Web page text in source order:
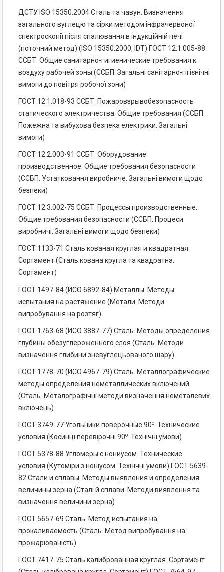
ДСТУ ISO 15350:2004 Сталь та чавун. Визначення
загального вуглецю та сірки методом інфрачервоної
спектроскопії після спалювання в індукційній печі
(поточний метод) (ISO 15350:2000, IDT) ГОСТ 12.1.005-88
ССБТ. Общие санитарно-гигиенические требования к
воздуху рабочей зоны (ССБП. Загальні санітарно-гігієнічні
вимоги до повітря робочої зони)
ГОСТ 12.1.018-93 ССБТ. Пожаровзрывобезопасность
статического электричества. Общие требования (ССБП.
Пожежна та вибухова безпека електрики. Загальні
вимоги)
ГОСТ 12.2.003-91 ССБТ. Оборудование
производственное. Общие требования безопасности
(ССБП. Устатковання виробниче. Загальні вимоги щодо
безпеки)
ГОСТ 12.3.002-75 ССБТ. Процессы производственные.
Общие требования безопасности (ССБП. Процеси
виробничі. Загальні вимоги щодо безпеки)
ГОСТ 1133-71 Сталь кованая круглая и квадратная.
Сортамент (Сталь кована кругла та квадратна.
Сортамент)
ГОСТ 1497-84 (ИСО 6892-84) Металлы. Методы
испытания на растяжение (Метали. Методи
випробування на розтяг)
ГОСТ 1763-68 (ИСО 3887-77) Сталь. Методы определения
глубины обезуглероженного слоя (Сталь. Методи
визначення глибини зневуглецьованого шару)
ГОСТ 1778-70 (ИСО 4967-79) Сталь. Металлографические
методы определения неметаллических включений
(Сталь. Металографічні методи визначення неметалевих
включень)
ГОСТ 3749-77 Угольники поверочные 90о. Технические
условия (Косинці перевірочні 90о. Технічні умови)
ГОСТ 5378-88 Угломеры с нониусом. Технические
условия (Кутоміри з ноніусом. Технічні умови) ГОСТ 5639-
82 Стали и сплавы. Методы выявления и определения
величины зерна (Сталі й сплави. Методи виявлення та
визначення величини зерна)
ГОСТ 5657-69 Сталь. Метод испытания на
прокаливаемость (Сталь. Метод випробування на
прожарюваність)
ГОСТ 7417-75 Сталь калиброванная круглая. Сортамент